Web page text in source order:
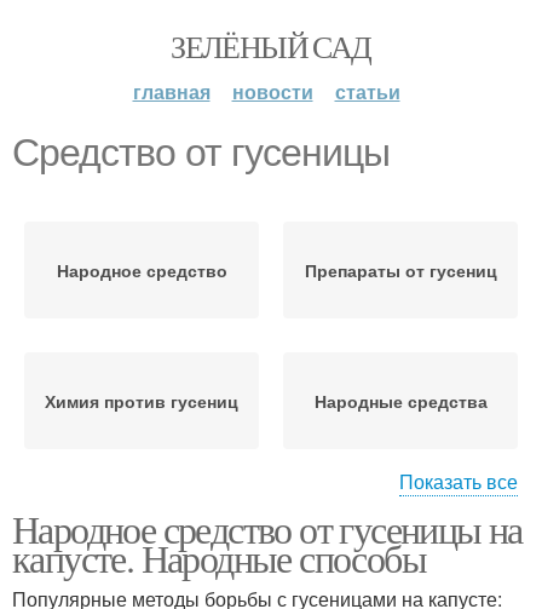
ЗЕЛЁНЫЙ САД
главная новости статьи
Средство от гусеницы
Народное средство Препараты от гусениц
Химия против гусениц Народные средства
Средства от гусениц
Показать все
Народное средство от гусеницы на
капусте. Народные способы
Популярные методы борьбы с гусеницами на капусте: